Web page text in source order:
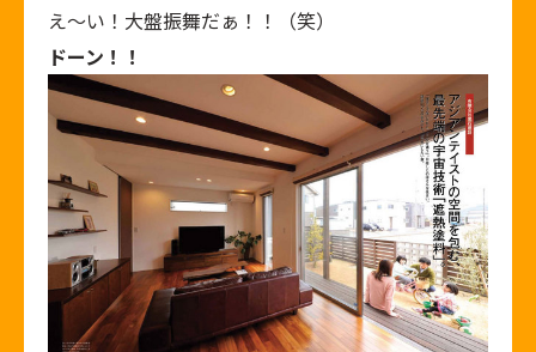
え～い！大盤振舞だぁ！！（笑）
ドーン！！